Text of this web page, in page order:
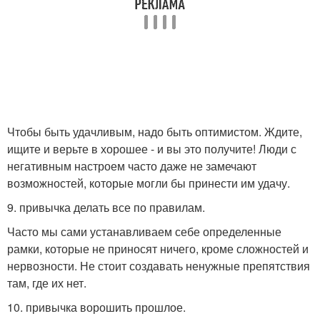
Чтобы быть удачливым, надо быть оптимистом. Ждите,
ищите и верьте в хорошее - и вы это получите! Люди с
негативным настроем часто даже не замечают
возможностей, которые могли бы принести им удачу.
9. привычка делать все по правилам.
Часто мы сами устанавливаем себе определенные
рамки, которые не приносят ничего, кроме сложностей и
нервозности. Не стоит создавать ненужные препятствия
там, где их нет.
10. привычка ворошить прошлое.